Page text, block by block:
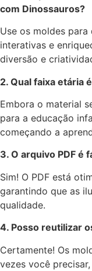
com Dinossauros?
Use os moldes
interativas e
diversão e
2. Qual faixa etária
Embora o material
para a educação
começando a
3. O arquivo PDF é
Sim! O PDF está
garantindo que as
qualidade.
4. Posso reutilizar
Certamente! Os
vezes você